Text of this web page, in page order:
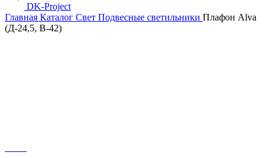
DK-Project
Главная Каталог Свет Подвесные светильники Плафон Alva
(Д-24,5, В-42)